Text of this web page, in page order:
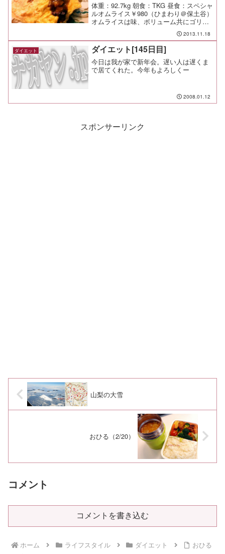
体重：92.7kg 朝食：TKG 昼食：スペシャ
ルオムライス￥980（ひまわり＠保土谷）
オムライスは味、ボリューム共にゴリア
テに軍配。 でも素直な優しい味で美味
しいんだよ。今日はデミグラじゃなくて
カレーソースにしてもらった。旨い。 夕
食： ...
2013.11.18
ダイエット ダイエット[145日目]
今日は我が家で新年会。遅い人は遅くま
で居てくれた。今年もよろしくー
2008.01.12
スポンサーリンク
山梨の大雪
おひる（2/20）
コメント
コメントを書き込む
ホーム ライフスタイル ダイエット
おひる